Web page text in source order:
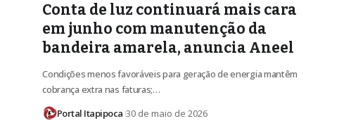
Conta de luz continuará mais cara
em junho com manutenção da
bandeira amarela, anuncia Aneel
Condições menos favoráveis para geração de energia mantêm
cobrança extra nas faturas;…
Portal Itapipoca 30 de maio de 2026